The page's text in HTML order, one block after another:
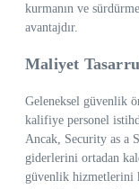
kurmanın ve
avantajdır.
Maliyet
Geleneksel güvenlik
kalifiye personel
Ancak, Security as a
giderlerini ortadan
güvenlik hizmetlerini